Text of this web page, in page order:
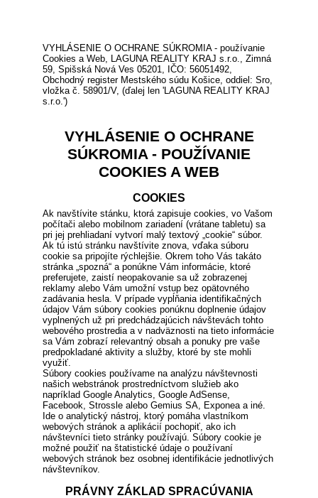
VYHLÁSENIE O OCHRANE SÚKROMIA - používanie
Cookies a Web, LAGUNA REALITY KRAJ s.r.o., Zimná
59, Spišská Nová Ves 05201, IČO: 56051492,
Obchodný register Mestského súdu Košice, oddiel: Sro,
vložka č. 58901/V, (ďalej len 'LAGUNA REALITY KRAJ
s.r.o.')
VYHLÁSENIE O OCHRANE
SÚKROMIA - POUŽÍVANIE
COOKIES A WEB
COOKIES
Ak navštívite stánku, ktorá zapisuje cookies, vo Vašom
počítači alebo mobilnom zariadení (vrátane tabletu) sa
pri jej prehliadaní vytvorí malý textový „cookie“ súbor.
Ak tú istú stránku navštívite znova, vďaka súboru
cookie sa pripojíte rýchlejšie. Okrem toho Vás takáto
stránka „spozná“ a ponúkne Vám informácie, ktoré
preferujete, zaistí neopakovanie sa už zobrazenej
reklamy alebo Vám umožní vstup bez opätovného
zadávania hesla. V prípade vypĺňania identifikačných
údajov Vám súbory cookies ponúknu doplnenie údajov
vyplnených už pri predchádzajúcich návštevách tohto
webového prostredia a v nadväznosti na tieto informácie
sa Vám zobrazí relevantný obsah a ponuky pre vaše
predpokladané aktivity a služby, ktoré by ste mohli
využiť.
Súbory cookies používame na analýzu návštevnosti
našich webstránok prostredníctvom služieb ako
napríklad Google Analytics, Google AdSense,
Facebook, Strossle alebo Gemius SA, Exponea a iné.
Ide o analytický nástroj, ktorý pomáha vlastníkom
webových stránok a aplikácií pochopiť, ako ich
návštevníci tieto stránky používajú. Súbory cookie je
možné použiť na štatistické údaje o používaní
webových stránok bez osobnej identifikácie jednotlivých
návštevníkov.
PRÁVNY ZÁKLAD SPRACÚVANIA